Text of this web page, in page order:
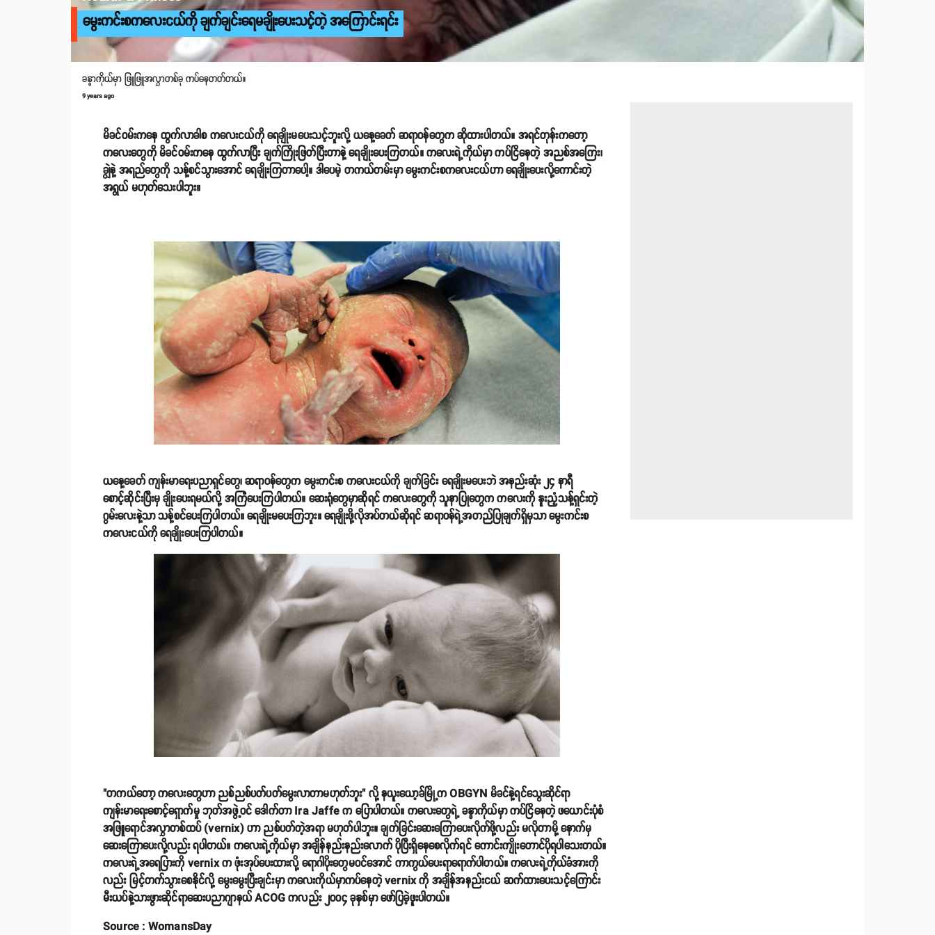
မွေးကင်းစကလေးငယ်ကို ချက်ချင်းရေမချိုးပေးသင့်တဲ့ အကြောင်းရင်း
ခန္ဓာကိုယ်မှာ ဖြူဖြူအလွှာတစ်ခု ကပ်နေတတ်တယ်။
9 years ago
မိခင်ဝမ်းကနေ ထွက်လာခါစ ကလေးငယ်ကို ရေချိုးမပေးသင့်ဘူးလို့ ယနေ့ခေတ် ဆရာဝန်တွေက ဆိုထားပါတယ်။ အရင်တုန်းကတော့
ကလေးတွေကို မိခင်ဝမ်းကနေ ထွက်လာပြီး ချက်ကြိုးဖြတ်ပြီးတာနဲ့ ရေချိုးပေးကြတယ်။ ကလေးရဲ့ကိုယ်မှာ ကပ်ငြိနေတဲ့ အညစ်အကြေး၊
ချွဲနဲ့ အရည်တွေကို သန့်စင်သွားအောင် ရေချိုးကြတာပေါ့။ ဒါပေမဲ့ တကယ်တမ်းမှာ မွေးကင်းစကလေးငယ်ဟာ ရေချိုးပေးလို့ကောင်းတဲ့
အရွယ် မဟုတ်သေးပါဘူး။
ယနေ့ခေတ် ကျန်းမာရေးပညာရှင်တွေ၊ ဆရာဝန်တွေက မွေးကင်းစ ကလေးငယ်ကို ချက်ခြင်း ရေချိုးမပေးဘဲ အနည်းဆုံး ၂၄ နာရီ
စောင့်ဆိုင်းပြီးမှ ချိုးပေးရမယ်လို့ အကြံပေးကြပါတယ်။ ဆေးရုံတွေမှာဆိုရင် ကလေးတွေကို သူနာပြုတွေက ကလေးကို နူးညံ့သန့်ရှင်းတဲ့
ဂွမ်းလေးနဲ့သာ သန့်စင်ပေးကြပါတယ်။ ရေချိုးမပေးကြဘူး။ ရေချိုးဖို့လိုအပ်တယ်ဆိုရင် ဆရာဝန်ရဲ့အတည်ပြုချက်ရှိမှသာ မွေးကင်းစ
ကလေးငယ်ကို ရေချိုးပေးကြပါတယ်။
"တကယ်တော့ ကလေးတွေဟာ ညစ်ညစ်ပတ်ပတ်မွေးလာတာမဟုတ်ဘူး" လို့ နယူးယော့ခ်မြို့က OBGYN မိခင်နဲ့ရင်သွေးဆိုင်ရာ
ကျန်းမာရေးစောင့်ရှောက်မှု ဘုတ်အဖွဲ့ဝင် ဒေါက်တာ Ira Jaffe က ပြောပါတယ်။ ကလေးတွေရဲ့ ခန္ဓာကိုယ်မှာ ကပ်ငြိနေတဲ့ ဖယောင်းပုံစံ
အဖြူရောင်အလွှာတစ်ထပ် (vernix) ဟာ ညစ်ပတ်တဲ့အရာ မဟုတ်ပါဘူး။ ချက်ခြင်းဆေးကြောပေးလိုက်ဖို့လည်း မလိုတာမို့ နောက်မှ
ဆေးကြောပေးလို့လည်း ရပါတယ်။ ကလေးရဲ့ကိုယ်မှာ အချိန်နည်းနည်းလောက် ပိုပြီးရှိနေစေလိုက်ရင် ကောင်းကျိုးတောင်ပိုရပါသေးတယ်။
ကလေးရဲ့အရေပြားကို vernix က ဖုံးအုပ်ပေးထားလို့ ရောဂါပိုးတွေမဝင်အောင် ကာကွယ်ပေးရာရောက်ပါတယ်။ ကလေးရဲ့ကိုယ်ခံအားကို
လည်း မြင့်တက်သွားစေနိုင်လို့ မွေးမွေးပြီးချင်းမှာ ကလေးကိုယ်မှာကပ်နေတဲ့ vernix ကို အချိန်အနည်းငယ် ဆက်ထားပေးသင့်ကြောင်း
မီးယပ်နဲ့သားဖွားဆိုင်ရာဆေးပညာဂျာနယ် ACOG ကလည်း ၂၀၀၄ ခုနှစ်မှာ ဖော်ပြခဲ့ဖူးပါတယ်။
Source : WomansDay